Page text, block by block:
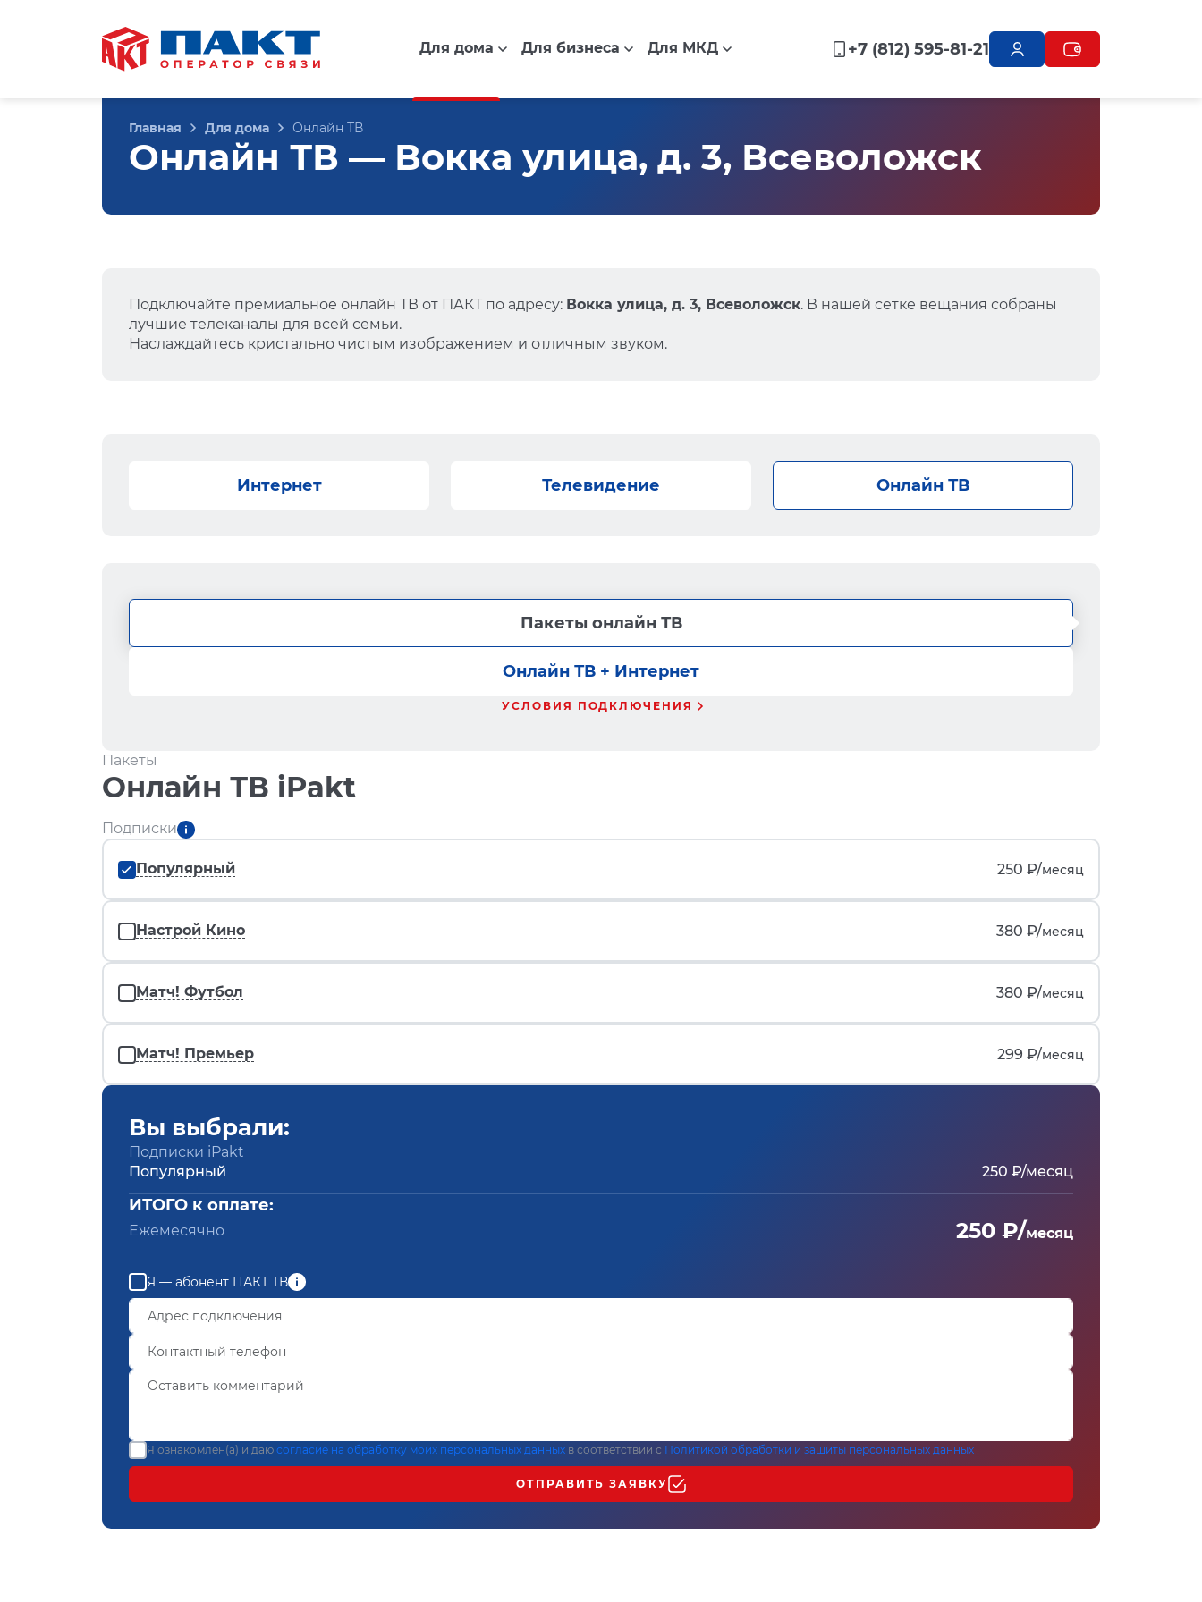
Для дома Для бизнеса Для МКД +7 (812) 595-81-21
Главная Для дома Онлайн ТВ
Онлайн ТВ — Вокка улица, д. 3, Всеволожск
Подключайте премиальное онлайн ТВ от ПАКТ по адресу: Вокка улица, д. 3, Всеволожск. В нашей сетке вещания собраны
лучшие телеканалы для всей семьи.
Наслаждайтесь кристально чистым изображением и отличным звуком.
Интернет Телевидение Онлайн ТВ
Пакеты онлайн ТВ
Онлайн ТВ + Интернет
УСЛОВИЯ ПОДКЛЮЧЕНИЯ
Пакеты
Онлайн ТВ iPakt
Подписки
Популярный 250 ₽/месяц
Настрой Кино 380 ₽/месяц
Матч! Футбол 380 ₽/месяц
Матч! Премьер 299 ₽/месяц
Вы выбрали:
Подписки iPakt
Популярный
250 ₽/месяц
ИТОГО к оплате:
Ежемесячно 250 ₽/месяц
Я — абонент ПАКТ ТВ
Я ознакомлен(а) и даю согласие на обработку моих персональных данных в соответствии с Политикой обработки и защиты персональных данных
ОТПРАВИТЬ ЗАЯВКУ